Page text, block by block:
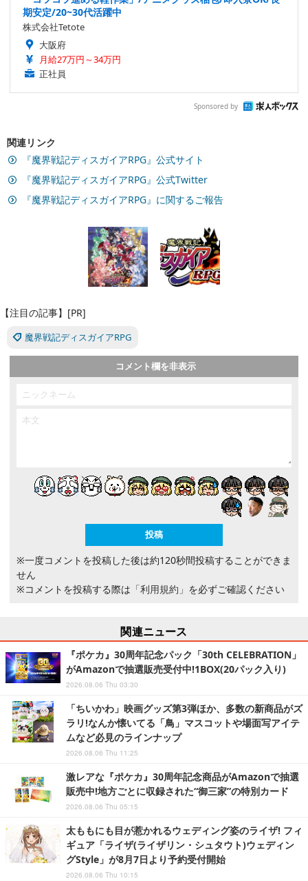
期安定/20~30代活躍中
株式会社Tetote
大阪府
月給27万円～34万円
正社員
Sponsored by
関連リンク
『魔界戦記ディスガイアRPG』公式サイト
『魔界戦記ディスガイアRPG』公式Twitter
『魔界戦記ディスガイアRPG』に関するご報告
【注目の記事】[PR]
魔界戦記ディスガイアRPG
コメント欄を非表示
※一度コメントを投稿した後は約120秒間投稿することができま
せん
※コメントを投稿する際は 「利用規約」 を必ずご確認ください
関連ニュース
『ポケカ』30周年記念パック「30th CELEBRATION」
がAmazonで抽選販売受付中!1BOX(20パック入り)
2026.08.06 Thu 03:30
「ちいかわ」映画グッズ第3弾ほか、多数の新商品がズ
ラリ!なんか懐いてる「鳥」マスコットや場面写アイテ
ムなど必見のラインナップ
2026.08.06 Thu 11:25
激レアな『ポケカ』30周年記念商品がAmazonで抽選
販売中!地方ごとに収録された“御三家”の特別カード
2026.08.06 Thu 05:15
太ももにも目が惹かれるウェディング姿のライザ! フィ
ギュア「ライザ(ライザリン・シュタウト)ウェディン
グStyle」が8月7日より予約受付開始
2026.08.06 Thu 10:15